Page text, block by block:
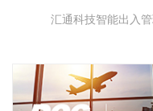
汇通科技智能出入